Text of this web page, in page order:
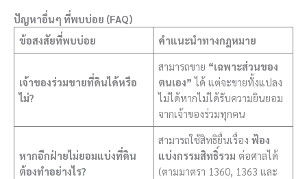
ปัญหาอื่นๆ ที่พบบ่อย (FAQ)
ข้อสงสัยที่พบบ่อย
คำแนะนำทางกฎหมาย
เจ้าของร่วมขายที่ดินได้หรือ
ไม่?
สามารถขาย “เฉพาะส่วนของ
ตนเอง” ได้ แต่จะขายทั้งแปลง
ไม่ได้หากไม่ได้รับความยินยอม
จากเจ้าของร่วมทุกคน
หากอีกฝ่ายไม่ยอมแบ่งที่ดิน
ต้องทำอย่างไร?
สามารถใช้สิทธิยื่นเรื่องฟ้อง
แบ่งกรรมสิทธิ์รวม ต่อศาลได้
(ตามมาตรา 1360, 1363 และ